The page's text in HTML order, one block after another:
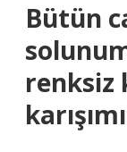
Bütün
renksiz